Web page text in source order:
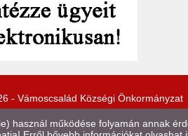
- Vámoscsalád Községi Önkormányzat
használ működése folyamán annak